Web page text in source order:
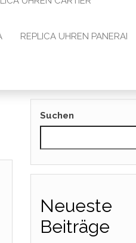
REPLICA UHREN PANERAI
Suchen
Neueste
Beiträge